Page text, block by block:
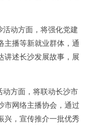
动方面，将强化党建
主播等新就业群体，通
讲述长沙发展故事，展
动方面，将联动长沙市
市网络主播协会，通过
兴，宣传推介一批优秀